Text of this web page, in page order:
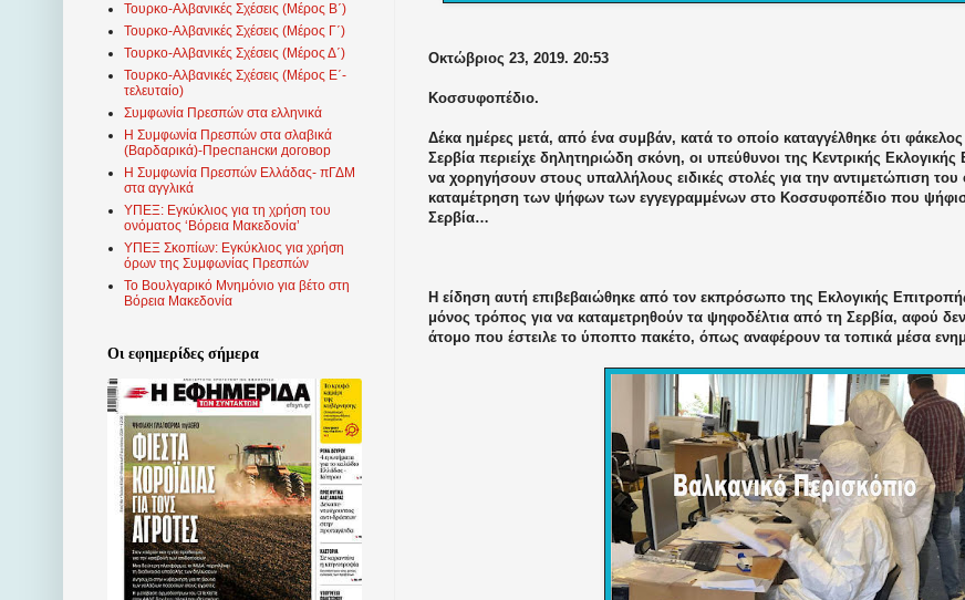
Οκτώβριος 23, 2019. 20:53
Κοσσυφοπέδιο.
Δέκα ημέρες μετά, από ένα συμβάν, κατά το οποίο καταγγέλθηκε ότι
Σερβία περιείχε δηλητηριώδη σκόνη, οι υπεύθυνοι της Κεντρικής
να χορηγήσουν στους υπαλλήλους ειδικές στολές για την αντιμετώπιση του
καταμέτρηση των ψήφων των εγγεγραμμένων στο Κοσσυφοπέδιο που
Σερβία…
Η είδηση αυτή επιβεβαιώθηκε από τον εκπρόσωπο της Εκλογικής
μόνος τρόπος για να καταμετρηθούν τα ψηφοδέλτια από τη Σερβία, αφού δεν
άτομο που έστειλε το ύποπτο πακέτο, όπως αναφέρουν τα τοπικά μέσα
Τουρκο-Αλβανικές Σχέσεις (Μέρος Β΄)
Τουρκο-Αλβανικές Σχέσεις (Μέρος Γ΄)
Τουρκο-Αλβανικές Σχέσεις (Μέρος Δ΄)
Τουρκο-Αλβανικές Σχέσεις (Μέρος Ε΄-
τελευταίο)
Συμφωνία Πρεσπών στα ελληνικά
Η Συμφωνία Πρεσπών στα σλαβικά
(Βαρδαρικά)-Преспански договор
Η Συμφωνία Πρεσπών Ελλάδας- πΓΔΜ
στα αγγλικά
ΥΠΕΞ: Εγκύκλιος για τη χρήση του
ονόματος ‘Βόρεια Μακεδονία’
ΥΠΕΞ Σκοπίων: Εγκύκλιος για χρήση
όρων της Συμφωνίας Πρεσπών
Το Βουλγαρικό Μνημόνιο για βέτο στη
Βόρεια Μακεδονία
Οι εφημερίδες σήμερα